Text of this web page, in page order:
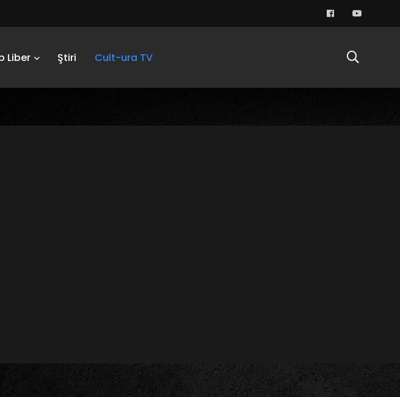
Liber Ştiri Cult-ura TV